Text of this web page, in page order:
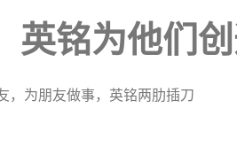
英铭为他们
，为朋友做事，英铭两肋插刀